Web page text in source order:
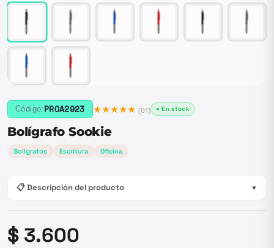
Código: PROA2923 ★★★★★ (61) ● En stock
Bolígrafo Sookie
Boligrafos Escritura Oficina
📋 Descripción del producto ▼
$ 3.600